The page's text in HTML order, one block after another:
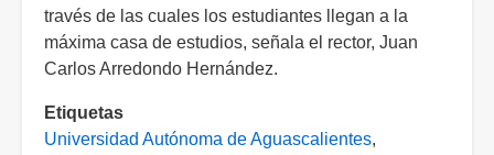
través de las cuales los estudiantes llegan a la
máxima casa de estudios, señala el rector, Juan
Carlos Arredondo Hernández.
Etiquetas
Universidad Autónoma de Aguascalientes